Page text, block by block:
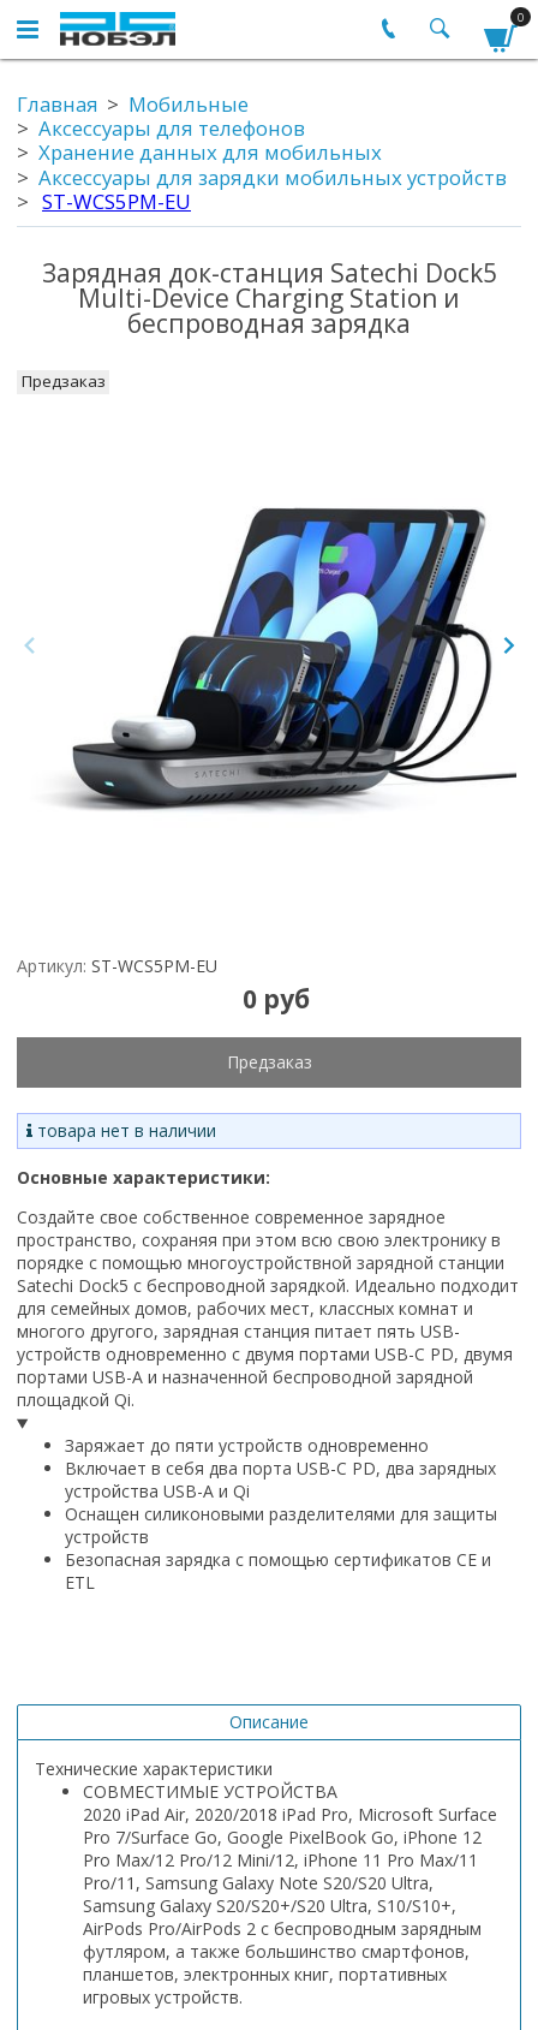
0
Главная
Мобильные
Аксессуары для телефонов
Хранение данных для мобильных
Аксессуары для зарядки мобильных устройств
ST-WCS5PM-EU
Зарядная док-станция Satechi Dock5
Multi-Device Charging Station и
беспроводная зарядка
Предзаказ
Артикул: ST-WCS5PM-EU
0 руб
Предзаказ
товара нет в наличии
Основные характеристики:
Создайте свое собственное современное зарядное
пространство, сохраняя при этом всю свою электронику в
порядке с помощью многоустройствной зарядной станции
Satechi Dock5 с беспроводной зарядкой. Идеально подходит
для семейных домов, рабочих мест, классных комнат и
многого другого, зарядная станция питает пять USB-
устройств одновременно с двумя портами USB-C PD, двумя
портами USB-A и назначенной беспроводной зарядной
площадкой Qi.
Заряжает до пяти устройств одновременно
Включает в себя два порта USB-C PD, два зарядных
устройства USB-A и Qi
Оснащен силиконовыми разделителями для защиты
устройств
Безопасная зарядка с помощью сертификатов CE и
ETL
Описание
Технические характеристики
СОВМЕСТИМЫЕ УСТРОЙСТВА
2020 iPad Air, 2020/2018 iPad Pro, Microsoft Surface
Pro 7/Surface Go, Google PixelBook Go, iPhone 12
Pro Max/12 Pro/12 Mini/12, iPhone 11 Pro Max/11
Pro/11, Samsung Galaxy Note S20/S20 Ultra,
Samsung Galaxy S20/S20+/S20 Ultra, S10/S10+,
AirPods Pro/AirPods 2 с беспроводным зарядным
футляром, а также большинство смартфонов,
планшетов, электронных книг, портативных
игровых устройств.